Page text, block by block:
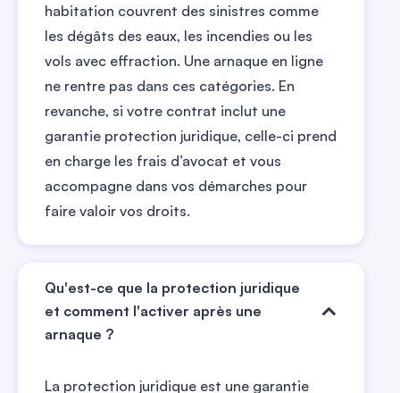
habitation couvrent des sinistres comme
les dégâts des eaux, les incendies ou les
vols avec effraction. Une arnaque en ligne
ne rentre pas dans ces catégories. En
revanche, si votre contrat inclut une
garantie protection juridique, celle-ci prend
en charge les frais d’avocat et vous
accompagne dans vos démarches pour
faire valoir vos droits.
Qu'est-ce que la protection juridique
et comment l'activer après une
arnaque ?
La protection juridique est une garantie